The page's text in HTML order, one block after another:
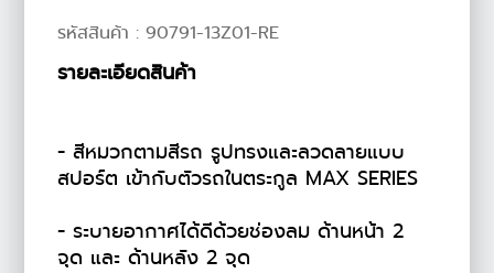
รหัสสินค้า :90791-13Z01-RE
รายละเอียดสินค้า
- สีหมวกตามสีรถ รูปทรงและลวดลายแบบ
สปอร์ต เข้ากับตัวรถในตระกูล MAX SERIES
- ระบายอากาศได้ดีด้วยช่องลม ด้านหน้า 2
จุด และ ด้านหลัง 2 จุด